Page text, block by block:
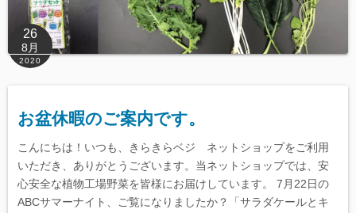
26
8月
2020
お盆休暇のご案内です。
こんにちは！いつも、きらきらベジ ネットショップをご利用
いただき、ありがとうございます。当ネットショップでは、安
心安全な植物工場野菜を皆様にお届けしています。 7月22日の
ABCサマーナイト、ご覧になりましたか？「サラダケールとキ